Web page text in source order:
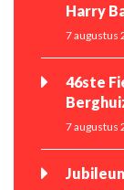
Harry
7 augustus
46ste
7 augustus